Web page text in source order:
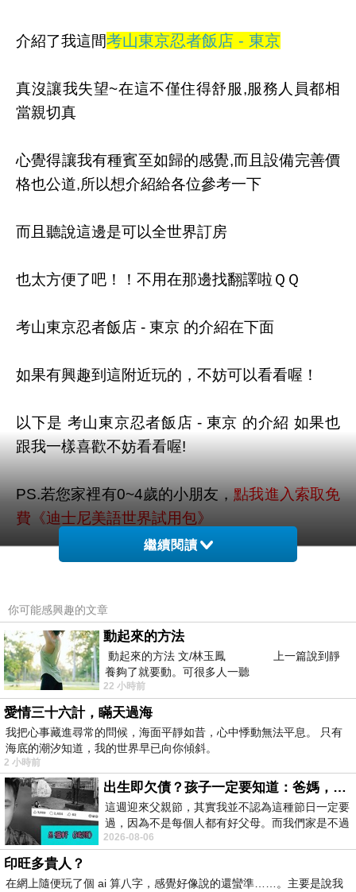
介紹了我這間考山東京忍者飯店 - 東京
真沒讓我失望~在這不僅住得舒服,服務人員都相
當親切真
心覺得讓我有種賓至如歸的感覺,而且設備完善價
格也公道,所以想介紹給各位參考一下
而且聽說這邊是可以全世界訂房
也太方便了吧！！不用在那邊找翻譯啦ＱＱ
考山東京忍者飯店 - 東京 的介紹在下面
如果有興趣到這附近玩的，不妨可以看看喔！
以下是 考山東京忍者飯店 - 東京 的介紹 如果也
跟我一樣喜歡不妨看看喔!
PS.若您家裡有0~4歲的小朋友，點我進入索取免
費《迪士尼美語世界試用包》
↓↓↓限量特優價格按鈕↓↓↓
繼續閱讀
你可能感興趣的文章
動起來的方法
動起來的方法 文/林玉鳳 上一篇說到靜
養夠了就要動。可很多人一聽
22 小時前
愛情三十六計，瞞天過海
我把心事藏進尋常的問候，海面平靜如昔，心中悸動無法平息。 只有
海底的潮汐知道，我的世界早已向你傾斜。
2 小時前
出生即欠債？孩子一定要知道：爸媽，其實我不欠你們
這週迎來父親節，其實我並不認為這種節日一定要
過，因為不是每個人都有好父母。而我們家是不過
節的，平時也沒什麼儀式感，生活趨近冷
2026-08-06
印旺多貴人？
在網上隨便玩了個 ai 算八字，感覺好像說的還蠻準……。主要是說我